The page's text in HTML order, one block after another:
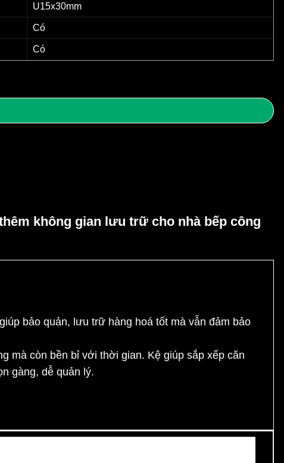
U15x30mm
Có
Có
không gian lưu trữ cho nhà bếp công
bảo quản, lưu trữ hàng hoá tốt mà vẫn đảm bảo
mà còn bền bỉ với thời gian. Kệ giúp sắp xếp căn
gàng, dễ quản lý.